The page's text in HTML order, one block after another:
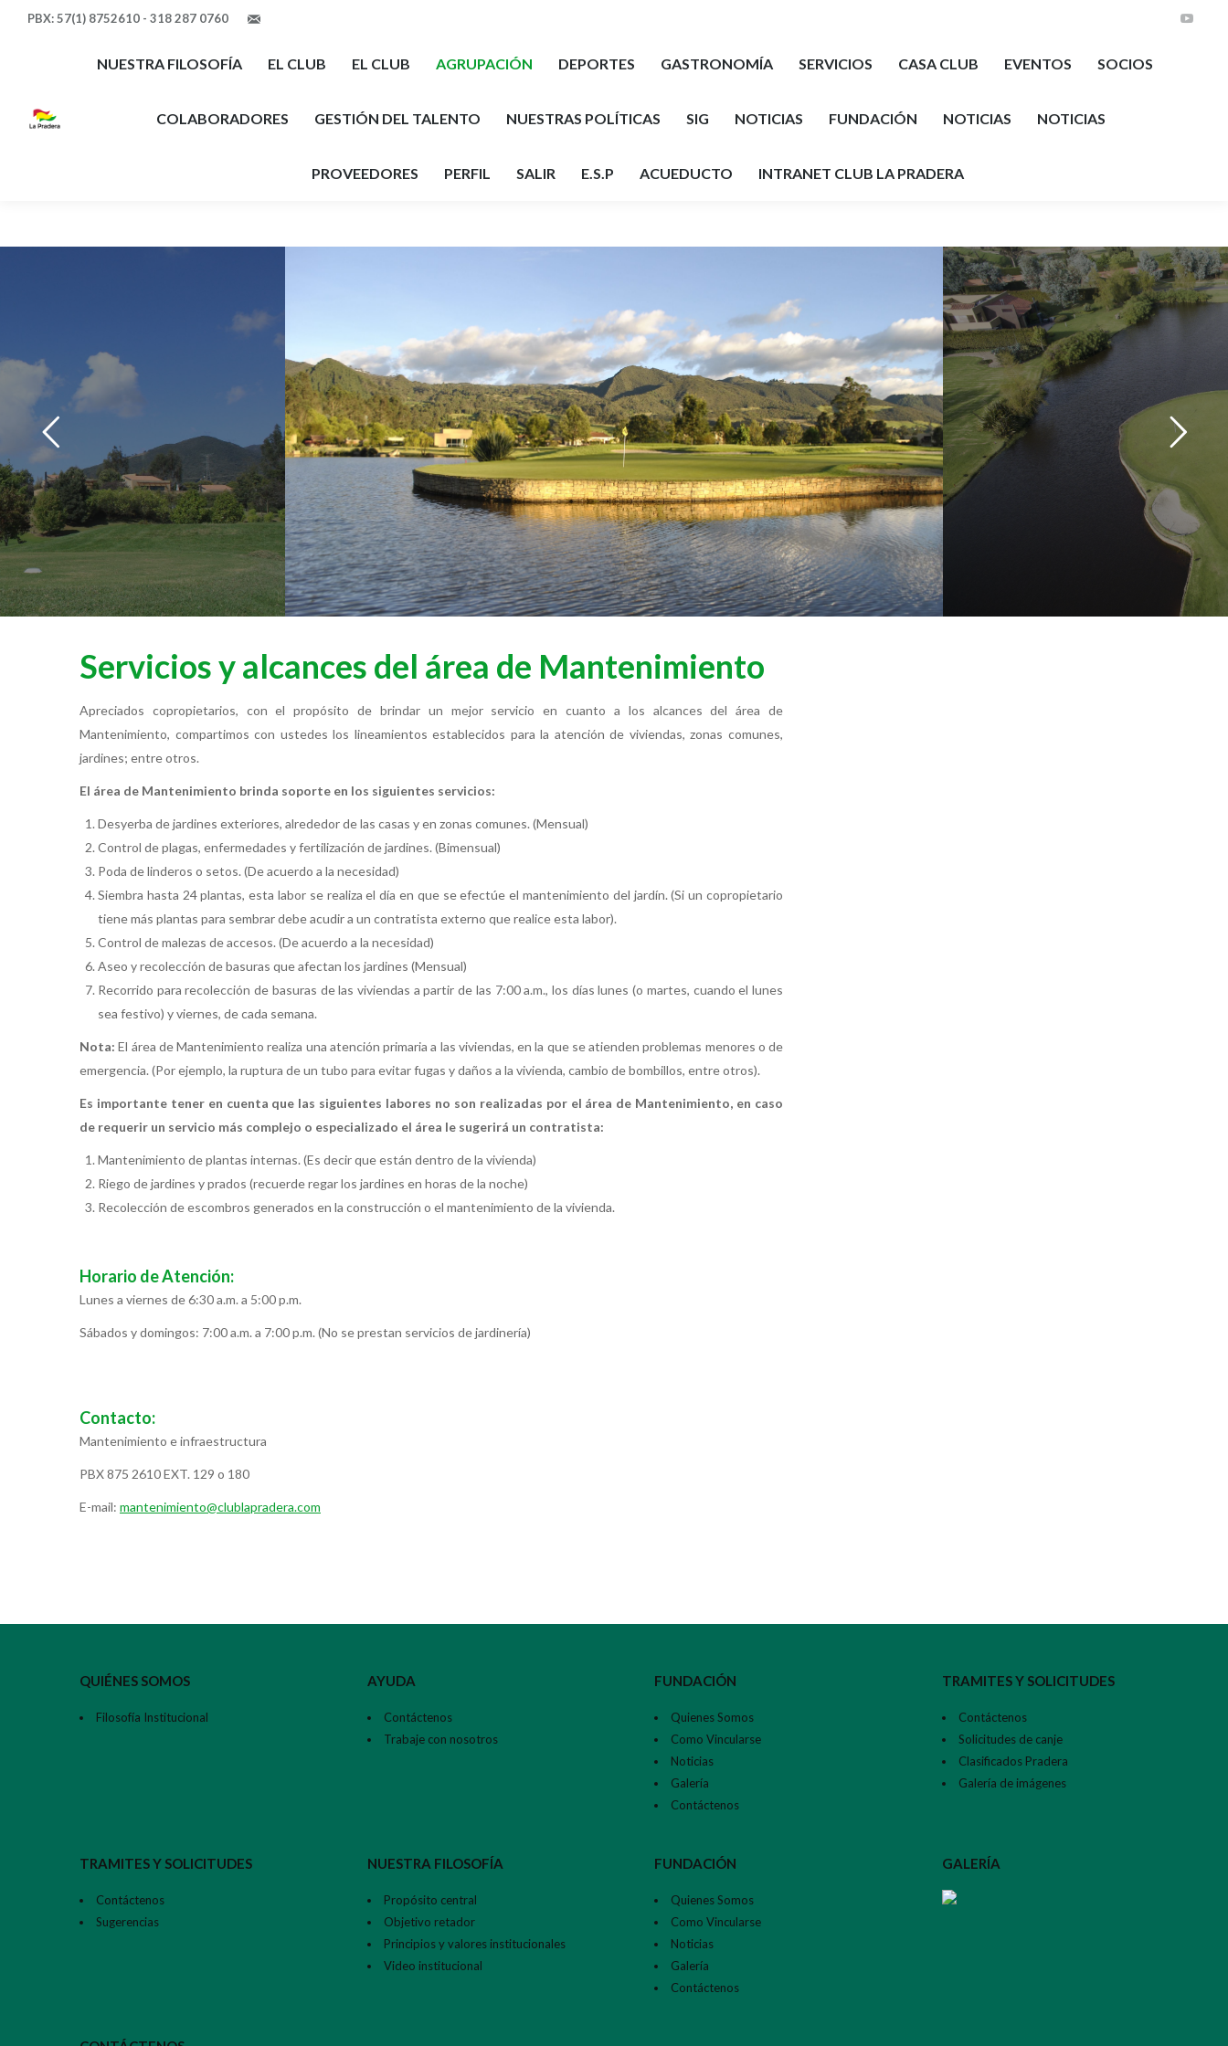
PBX: 57(1) 8752610 - 318 287 0760
NUESTRA FILOSOFÍA EL CLUB EL CLUB AGRUPACIÓN DEPORTES GASTRONOMÍA SERVICIOS CASA CLUB EVENTOS SOCIOS
COLABORADORES GESTIÓN DEL TALENTO NUESTRAS POLÍTICAS SIG NOTICIAS FUNDACIÓN NOTICIAS NOTICIAS
PROVEEDORES PERFIL SALIR E.S.P ACUEDUCTO INTRANET CLUB LA PRADERA
Servicios y alcances del área de Mantenimiento
Apreciados copropietarios, con el propósito de brindar un mejor servicio en cuanto a los alcances del área de
Mantenimiento, compartimos con ustedes los lineamientos establecidos para la atención de viviendas, zonas comunes,
jardines; entre otros.
El área de Mantenimiento brinda soporte en los siguientes servicios:
Desyerba de jardines exteriores, alrededor de las casas y en zonas comunes. (Mensual)
Control de plagas, enfermedades y fertilización de jardines. (Bimensual)
Poda de linderos o setos. (De acuerdo a la necesidad)
Siembra hasta 24 plantas, esta labor se realiza el día en que se efectúe el mantenimiento del jardín. (Si un copropietario
tiene más plantas para sembrar debe acudir a un contratista externo que realice esta labor).
Control de malezas de accesos. (De acuerdo a la necesidad)
Aseo y recolección de basuras que afectan los jardines (Mensual)
Recorrido para recolección de basuras de las viviendas a partir de las 7:00 a.m., los días lunes (o martes, cuando el lunes
sea festivo) y viernes, de cada semana.
Nota: El área de Mantenimiento realiza una atención primaria a las viviendas, en la que se atienden problemas menores o de
emergencia. (Por ejemplo, la ruptura de un tubo para evitar fugas y daños a la vivienda, cambio de bombillos, entre otros).
Es importante tener en cuenta que las siguientes labores no son realizadas por el área de Mantenimiento, en caso
de requerir un servicio más complejo o especializado el área le sugerirá un contratista:
Mantenimiento de plantas internas. (Es decir que están dentro de la vivienda)
Riego de jardines y prados (recuerde regar los jardines en horas de la noche)
Recolección de escombros generados en la construcción o el mantenimiento de la vivienda.
Horario de Atención:
Lunes a viernes de 6:30 a.m. a 5:00 p.m.
Sábados y domingos: 7:00 a.m. a 7:00 p.m. (No se prestan servicios de jardinería)
Contacto:
Mantenimiento e infraestructura
PBX 875 2610 EXT. 129 o 180
E-mail: mantenimiento@clublapradera.com
QUIÉNES SOMOS
Filosofía Institucional
AYUDA
Contáctenos
Trabaje con nosotros
FUNDACIÓN
Quienes Somos
Como Vincularse
Noticias
Galería
Contáctenos
TRAMITES Y SOLICITUDES
Contáctenos
Solicitudes de canje
Clasificados Pradera
Galería de imágenes
TRAMITES Y SOLICITUDES
Contáctenos
Sugerencias
NUESTRA FILOSOFÍA
Propósito central
Objetivo retador
Principios y valores institucionales
Video institucional
FUNDACIÓN
Quienes Somos
Como Vincularse
Noticias
Galería
Contáctenos
GALERÍA